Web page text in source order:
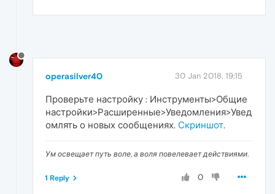
operasilver40 30 Jan 2018, 19:15
Проверьте настройку : Инструменты>Общие
настройки>Расширенные>Уведомления>Увед
омлять о новых сообщениях. Скриншот.
Ум освещает путь воле, а воля повелевает действиями.
0
1 Reply